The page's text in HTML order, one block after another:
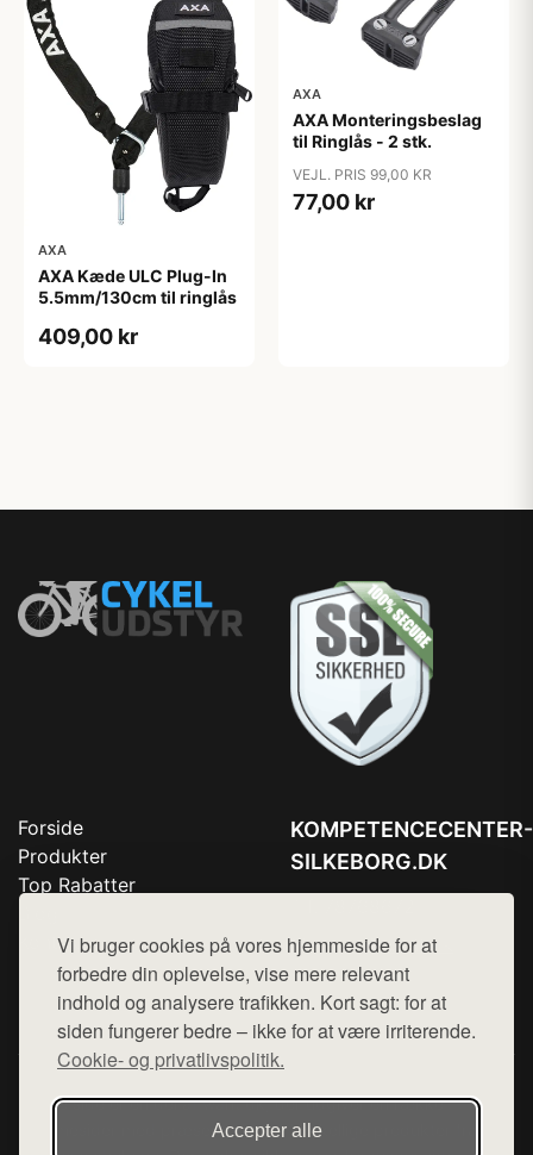
Vi bruger cookies på vores hjemmeside for at
forbedre din oplevelse, vise mere relevant
indhold og analysere trafikken. Kort sagt: for at
siden fungerer bedre – ikke for at være irriterende.
Cookie- og privatlivspolitik.
Accepter alle
AXA
AXA Kæde ULC Plug-In
5.5mm/130cm til ringlås
409,00 kr
AXA
AXA Monteringsbeslag
til Ringlås - 2 stk.
VEJL. PRIS 99,00 KR
77,00 kr
Forside
Produkter
Top Rabatter
Kontakt
KOMPETENCECENTER-
SILKEBORG.DK
Mail:hej@want.dk
Cookie- og privatlivspolitik
Denne side er en del af want.dk, der udgiver en række
hjemmesider med præsentation af forskellige produkter fra